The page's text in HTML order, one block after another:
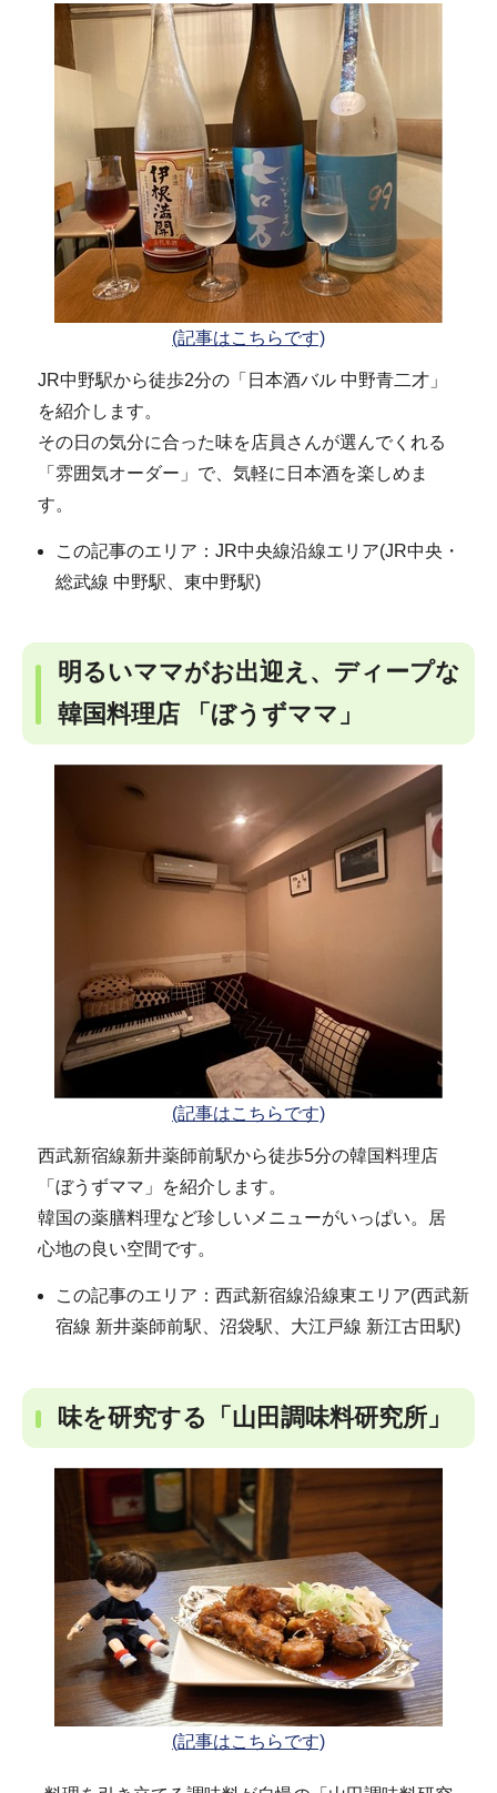
(記事はこちらです)
JR中野駅から徒歩2分の「日本酒バル 中野青二才」
を紹介します。
その日の気分に合った味を店員さんが選んでくれる
「雰囲気オーダー」で、気軽に日本酒を楽しめま
す。
この記事のエリア：JR中央線沿線エリア(JR中央・
総武線 中野駅、東中野駅)
明るいママがお出迎え、ディープな
韓国料理店 「ぼうずママ」
(記事はこちらです)
西武新宿線新井薬師前駅から徒歩5分の韓国料理店
「ぼうずママ」を紹介します。
韓国の薬膳料理など珍しいメニューがいっぱい。居
心地の良い空間です。
この記事のエリア：西武新宿線沿線東エリア(西武新
宿線 新井薬師前駅、沼袋駅、大江戸線 新江古田駅)
味を研究する「山田調味料研究所」
(記事はこちらです)